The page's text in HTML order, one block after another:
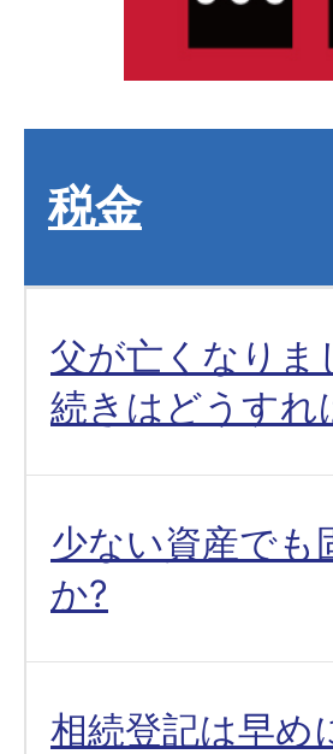
税金
父が亡くなりま
続きはどうすれ
少ない資産でも
か?
相続登記は早め